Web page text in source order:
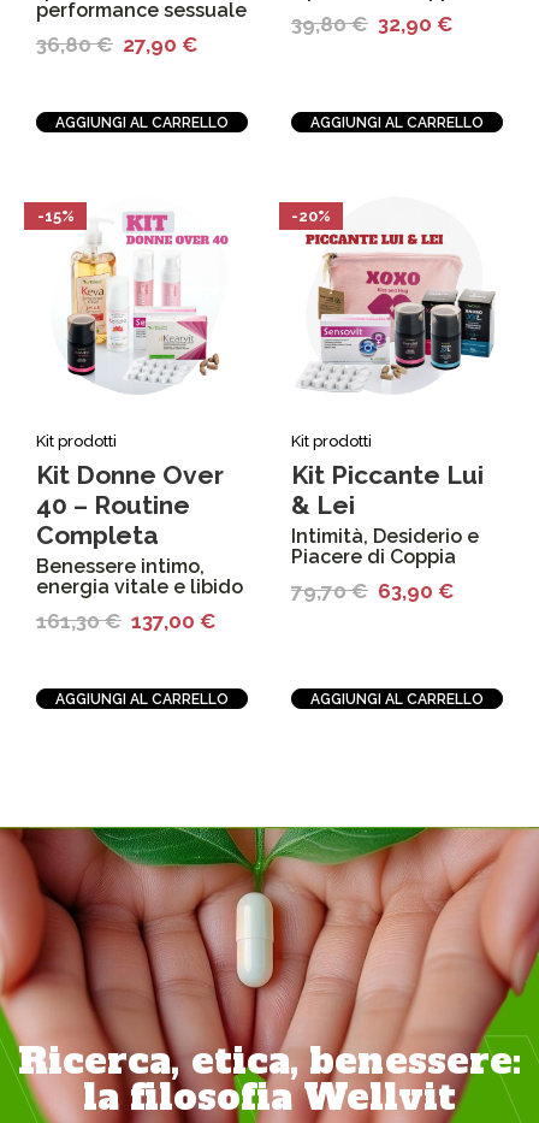
performance sessuale
36,80€ 27,90 €
AGGIUNGI AL CARRELLO
39,80€ 32,90 €
AGGIUNGI AL CARRELLO
-15%
Kit prodotti
Kit Donne Over
40 – Routine
Completa
Benessere intimo,
energia vitale e libido
161,30€ 137,00 €
AGGIUNGI AL CARRELLO
-20%
Kit prodotti
Kit Piccante Lui
& Lei
Intimità, Desiderio e
Piacere di Coppia
79,70€ 63,90 €
AGGIUNGI AL CARRELLO
Ricerca, etica, benessere:
la filosofia Wellvit